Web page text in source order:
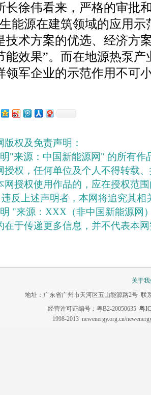
长徐伟看来，严格的审批
能源在建筑领域的应用
技术方案的优选、经济方
能效果”。而在地源热泵
领军企业的示范作用不可
版权及免责声明：
"来源：中国新能源网" 的所有作
授权，任何单位及个人不得转载
网授权使用作品的，应在授权范
反上述声明者，本网将追究其相
"来源：XXX（非中国新能源网
在于传递更多信息，并不代表本
关于
地址：广东省广州市天河区五山能源路2号 联
经营许可证编号：粤B2-20050635 粤
1998-2013 newenergy.org.cn/